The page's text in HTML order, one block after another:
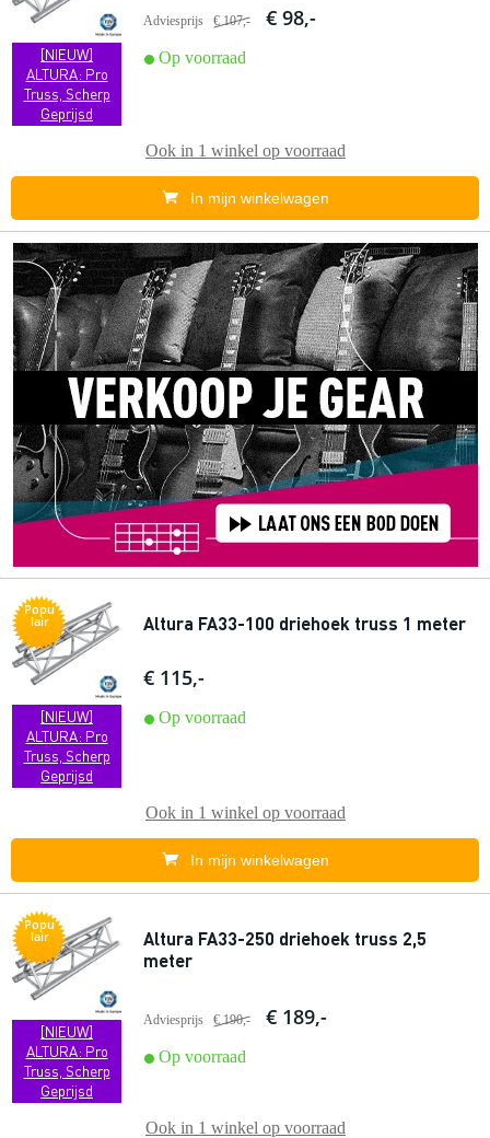
[NIEUW]
ALTURA: Pro
Truss, Scherp
Geprijsd
Adviesprijs € 107,- € 98,-
Op voorraad
Ook in 1 winkel op voorraad
In mijn winkelwagen
Popu
lair
[NIEUW]
ALTURA: Pro
Truss, Scherp
Geprijsd
Altura FA33-100 driehoek truss 1 meter
€ 115,-
Op voorraad
Ook in 1 winkel op voorraad
In mijn winkelwagen
Popu
lair
[NIEUW]
ALTURA: Pro
Truss, Scherp
Geprijsd
Altura FA33-250 driehoek truss 2,5
meter
Adviesprijs € 190,- € 189,-
Op voorraad
Ook in 1 winkel op voorraad